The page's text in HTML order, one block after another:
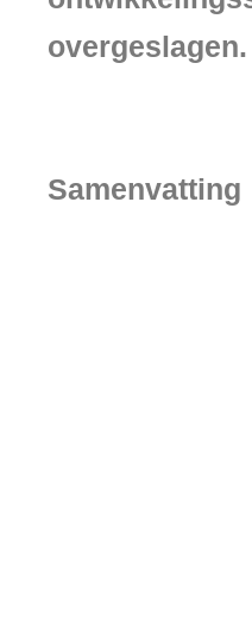
overgeslagen.
Samenvatting